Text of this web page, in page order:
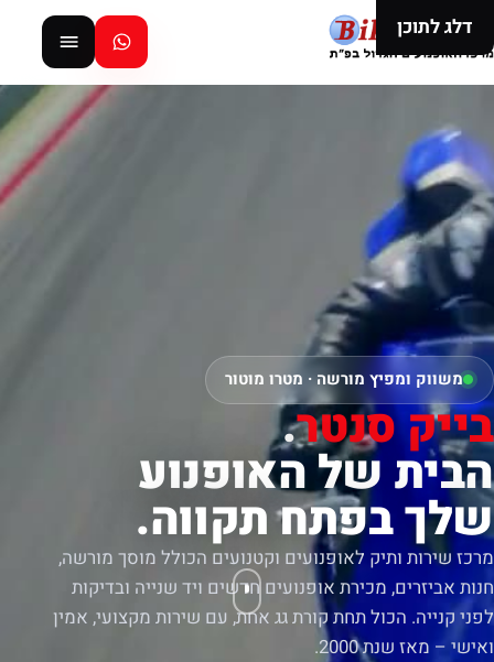
דלג לתוכן
משווק ומפיץ מורשה · מטרו מוטור
בייק סנטר.
הבית של האופנוע
שלך בפתח תקווה.
מרכז שירות ותיק לאופנועים וקטנועים הכולל מוסך מורשה,
חנות אביזרים, מכירת אופנועים חדשים ויד שנייה ובדיקות
לפני קנייה. הכול תחת קורת גג אחת, עם שירות מקצועי, אמין
ואישי – מאז שנת 2000.